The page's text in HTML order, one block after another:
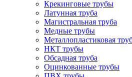
Крекинговые трубы
Латунная труба
Магистральная труба
Медные трубы
Металлопластиковая
НКТ трубы
Обсадная труба
Оцинкованные трубы